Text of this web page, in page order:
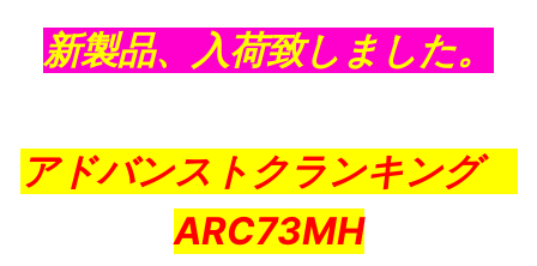
新製品、入荷致しました。
アドバンストクランキング
ARC73MH